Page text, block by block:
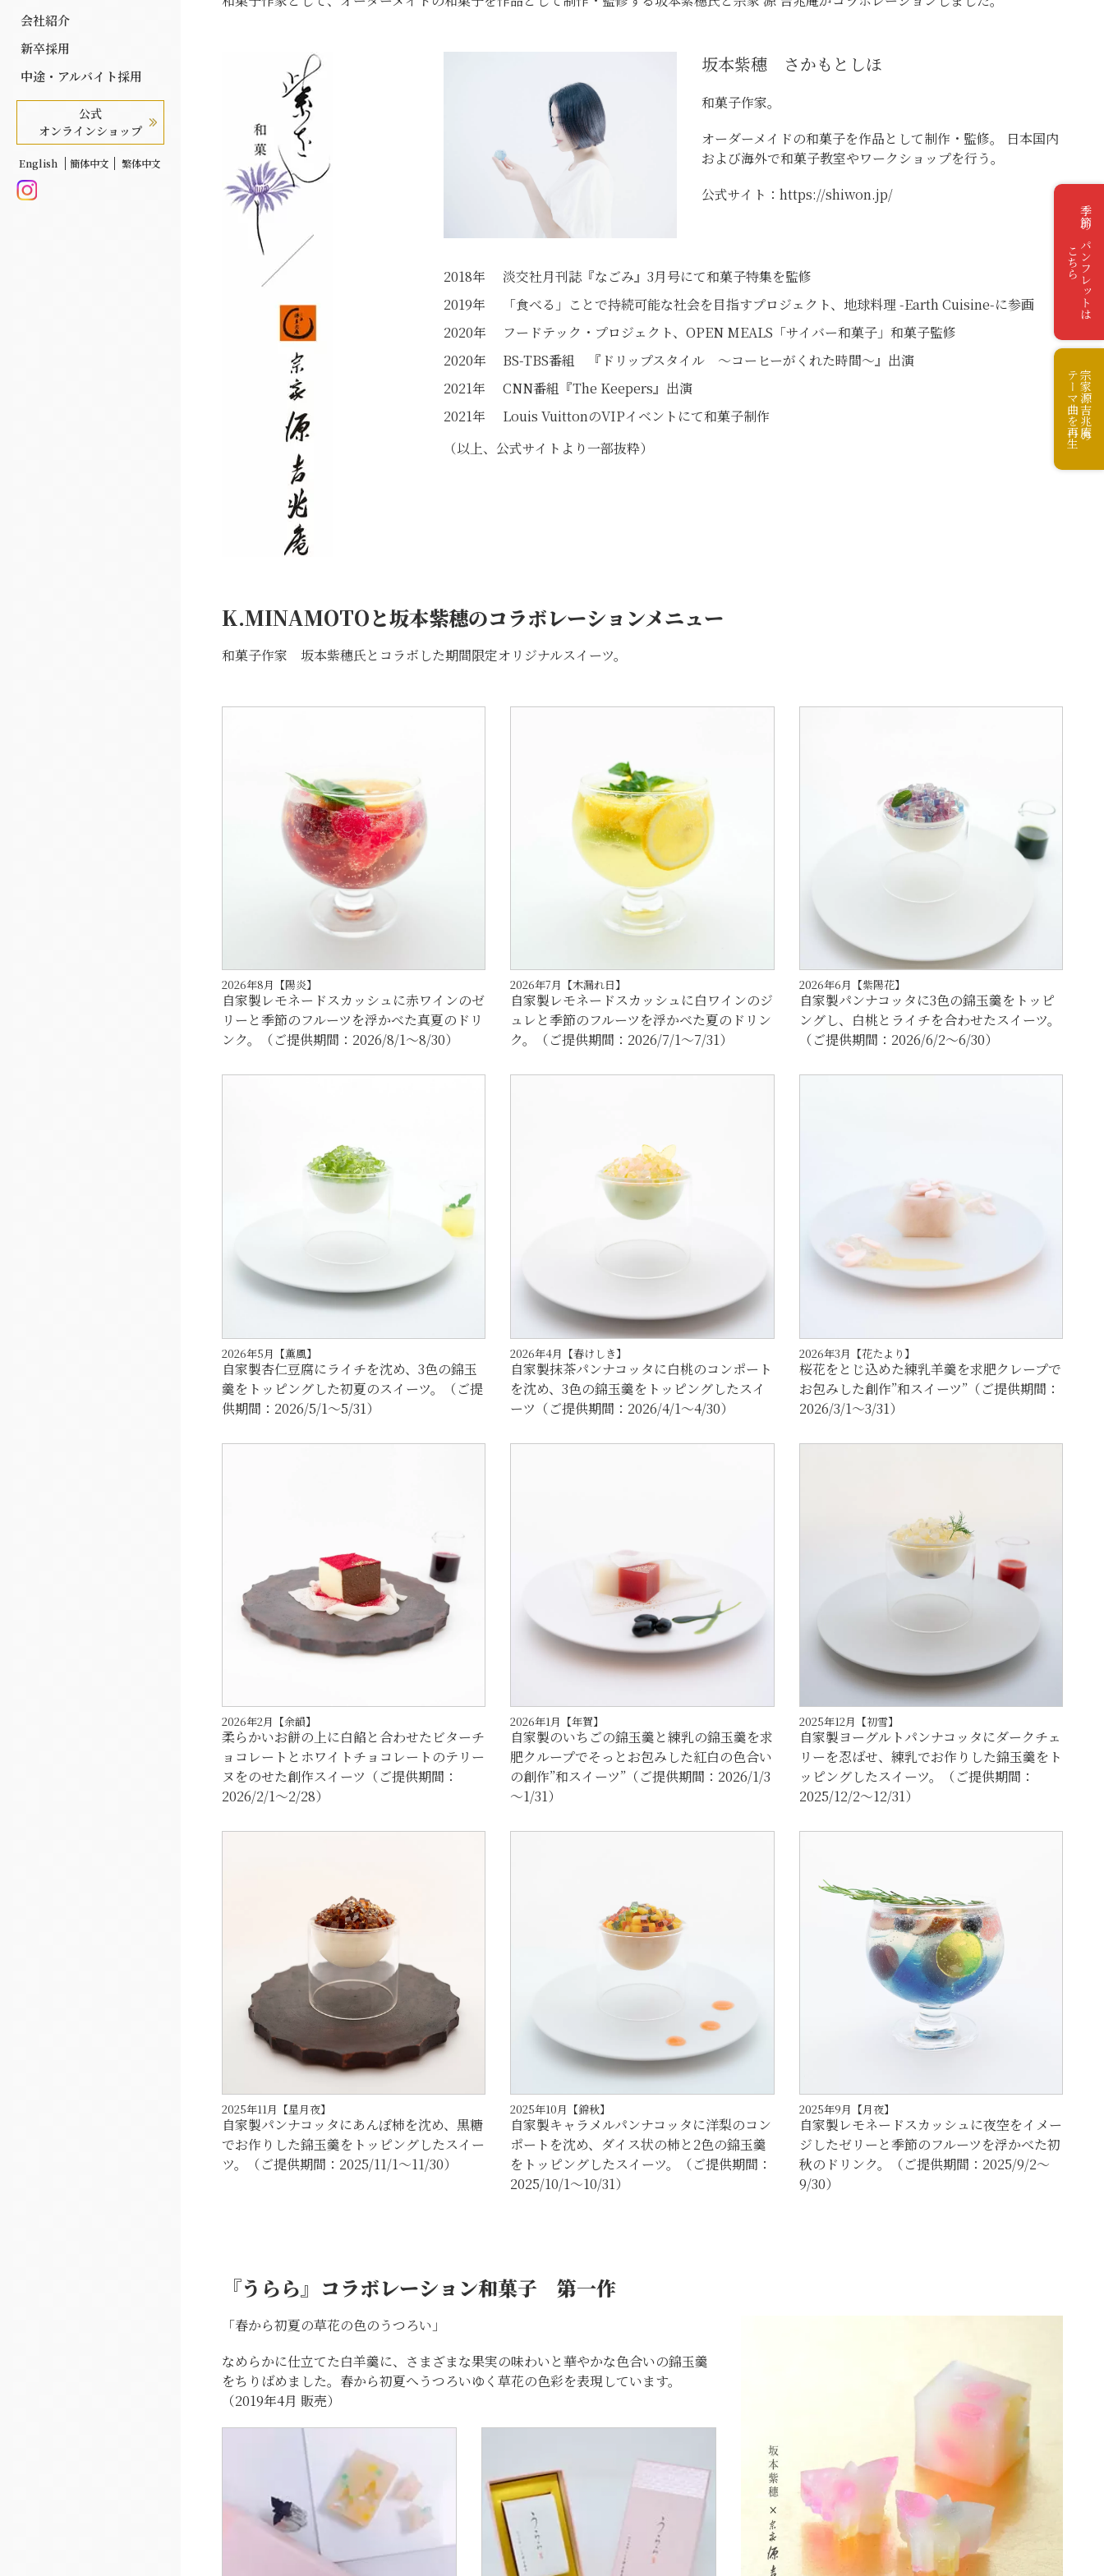
会社紹介
新卒採用
中途・アルバイト採用
公式
オンラインショップ
English 簡体中文 繁体中文
坂本紫穗 さかもとしほ
和菓子作家。
オーダーメイドの和菓子を作品として制作・監修。 日本国内
および海外で和菓子教室やワークショップを行う。
公式サイト： https://shiwon.jp/
2018年
淡交社月刊誌『なごみ』3月号にて和菓子特集を監修
2019年
「食べる」ことで持続可能な社会を目指すプロジェクト、地球料理 -Earth Cuisine-に参画
2020年
フードテック・プロジェクト、OPEN MEALS「サイバー和菓子」和菓子監修
2020年
BS-TBS番組 『ドリップスタイル ～コーヒーがくれた時間～』出演
2021年
CNN番組『The Keepers』出演
2021年
Louis VuittonのVIPイベントにて和菓子制作
（以上、公式サイトより一部抜粋）
K.MINAMOTOと坂本紫穗のコラボレーションメニュー
和菓子作家 坂本紫穗氏とコラボした期間限定オリジナルスイーツ。
2026年8月【陽炎】
自家製レモネードスカッシュに赤ワインのゼ
リーと季節のフルーツを浮かべた真夏のドリ
ンク。（ご提供期間：2026/8/1～8/30）
2026年7月【木漏れ日】
自家製レモネードスカッシュに白ワインのジ
ュレと季節のフルーツを浮かべた夏のドリン
ク。（ご提供期間：2026/7/1～7/31）
2026年6月【紫陽花】
自家製パンナコッタに3色の錦玉羹をトッピ
ングし、白桃とライチを合わせたスイーツ。
（ご提供期間：2026/6/2～6/30）
2026年5月【薫風】
自家製杏仁豆腐にライチを沈め、3色の錦玉
羹をトッピングした初夏のスイーツ。（ご提
供期間：2026/5/1～5/31）
2026年4月【春けしき】
自家製抹茶パンナコッタに白桃のコンポート
を沈め、3色の錦玉羹をトッピングしたスイ
ーツ（ご提供期間：2026/4/1～4/30）
2026年3月【花たより】
桜花をとじ込めた練乳羊羹を求肥クレープで
お包みした創作”和スイーツ”（ご提供期間：
2026/3/1～3/31）
2026年2月【余韻】
柔らかいお餅の上に白餡と合わせたビターチ
ョコレートとホワイトチョコレートのテリー
ヌをのせた創作スイーツ（ご提供期間：
2026/2/1～2/28）
2026年1月【年賀】
自家製のいちごの錦玉羹と練乳の錦玉羹を求
肥クループでそっとお包みした紅白の色合い
の創作”和スイーツ”（ご提供期間：2026/1/3
～1/31）
2025年12月【初雪】
自家製ヨーグルトパンナコッタにダークチェ
リーを忍ばせ、練乳でお作りした錦玉羹をト
ッピングしたスイーツ。（ご提供期間：
2025/12/2～12/31）
2025年11月【星月夜】
自家製パンナコッタにあんぽ柿を沈め、黒糖
でお作りした錦玉羹をトッピングしたスイー
ツ。（ご提供期間：2025/11/1～11/30）
2025年10月【錦秋】
自家製キャラメルパンナコッタに洋梨のコン
ポートを沈め、ダイス状の柿と2色の錦玉羹
をトッピングしたスイーツ。（ご提供期間：
2025/10/1～10/31）
2025年9月【月夜】
自家製レモネードスカッシュに夜空をイメー
ジしたゼリーと季節のフルーツを浮かべた初
秋のドリンク。（ご提供期間：2025/9/2～
9/30）
『うらら』コラボレーション和菓子 第一作
「春から初夏の草花の色のうつろい」
なめらかに仕立てた白羊羹に、さまざまな果実の味わいと華やかな色合いの錦玉羹
をちりばめました。春から初夏へうつろいゆく草花の色彩を表現しています。
（2019年4月 販売）
季節のパンフレットは
こちら
宗家源吉兆庵の
テーマ曲を再生